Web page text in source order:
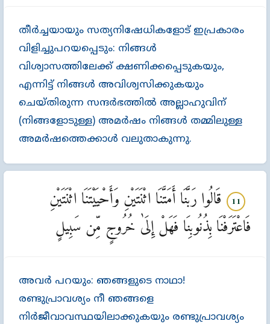
തീര്‍ച്ചയായും സത്യനിഷേധികളോട്‌ ഇപ്രകാരം
വിളിച്ചുപറയപ്പെടും: നിങ്ങള്‍
വിശ്വാസത്തിലേക്ക്‌ ക്ഷണിക്കപ്പെടുകയും,
എന്നിട്ട്‌ നിങ്ങള്‍ അവിശ്വസിക്കുകയും
ചെയ്തിരുന്ന സന്ദര്‍ഭത്തില്‍ അല്ലാഹുവിന്‌
(നിങ്ങളോടുള്ള) അമര്‍ഷം നിങ്ങള്‍ തമ്മിലുള്ള
അമര്‍ഷത്തെക്കാള്‍ വലുതാകുന്നു.
അവര്‍ പറയും: ഞങ്ങളുടെ നാഥാ!
രണ്ടുപ്രാവശ്യം നീ ഞങ്ങളെ
നിര്‍ജീവാവസ്ഥയിലാക്കുകയും രണ്ടുപ്രാവശ്യം
11
قَالُوا رَبَّنَا أَمَتَّنَا اثْنَتَيْنِ وَأَحْيَيْتَنَا اثْنَتَيْنِ
فَاعْتَرَفْنَا بِذُنُوبِنَا فَهَلْ إِلَىٰ خُرُوجٍ مِّن سَبِيلٍ